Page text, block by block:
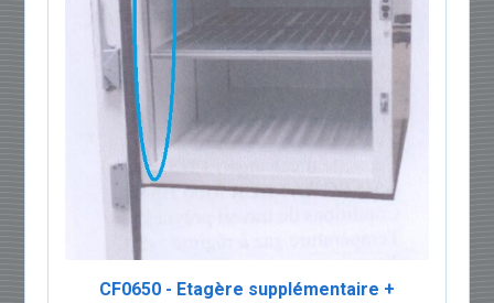
CF0650 - Etagère supplémentaire +